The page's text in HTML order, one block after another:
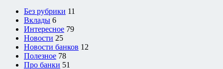
Без рубрики 11
Вклады 6
Интересное 79
Новости 25
Новости банков 12
Полезное 78
Про банки 51